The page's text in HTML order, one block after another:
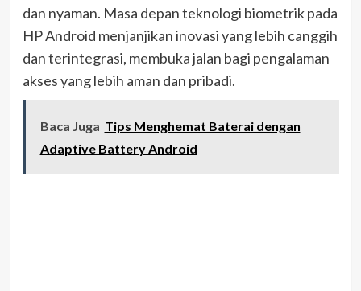
dan nyaman. Masa depan teknologi biometrik pada
HP Android menjanjikan inovasi yang lebih canggih
dan terintegrasi, membuka jalan bagi pengalaman
akses yang lebih aman dan pribadi.
Baca Juga Tips Menghemat Baterai dengan
Adaptive Battery Android